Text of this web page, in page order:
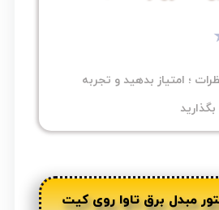
؛ امتیاز بدهید و تجربه
مبدل برق تاوا روی کیت